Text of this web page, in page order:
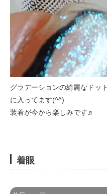
グラデーションの綺麗なドッ
に入ってます(^^)
装着が今から楽しみです♬
着眼